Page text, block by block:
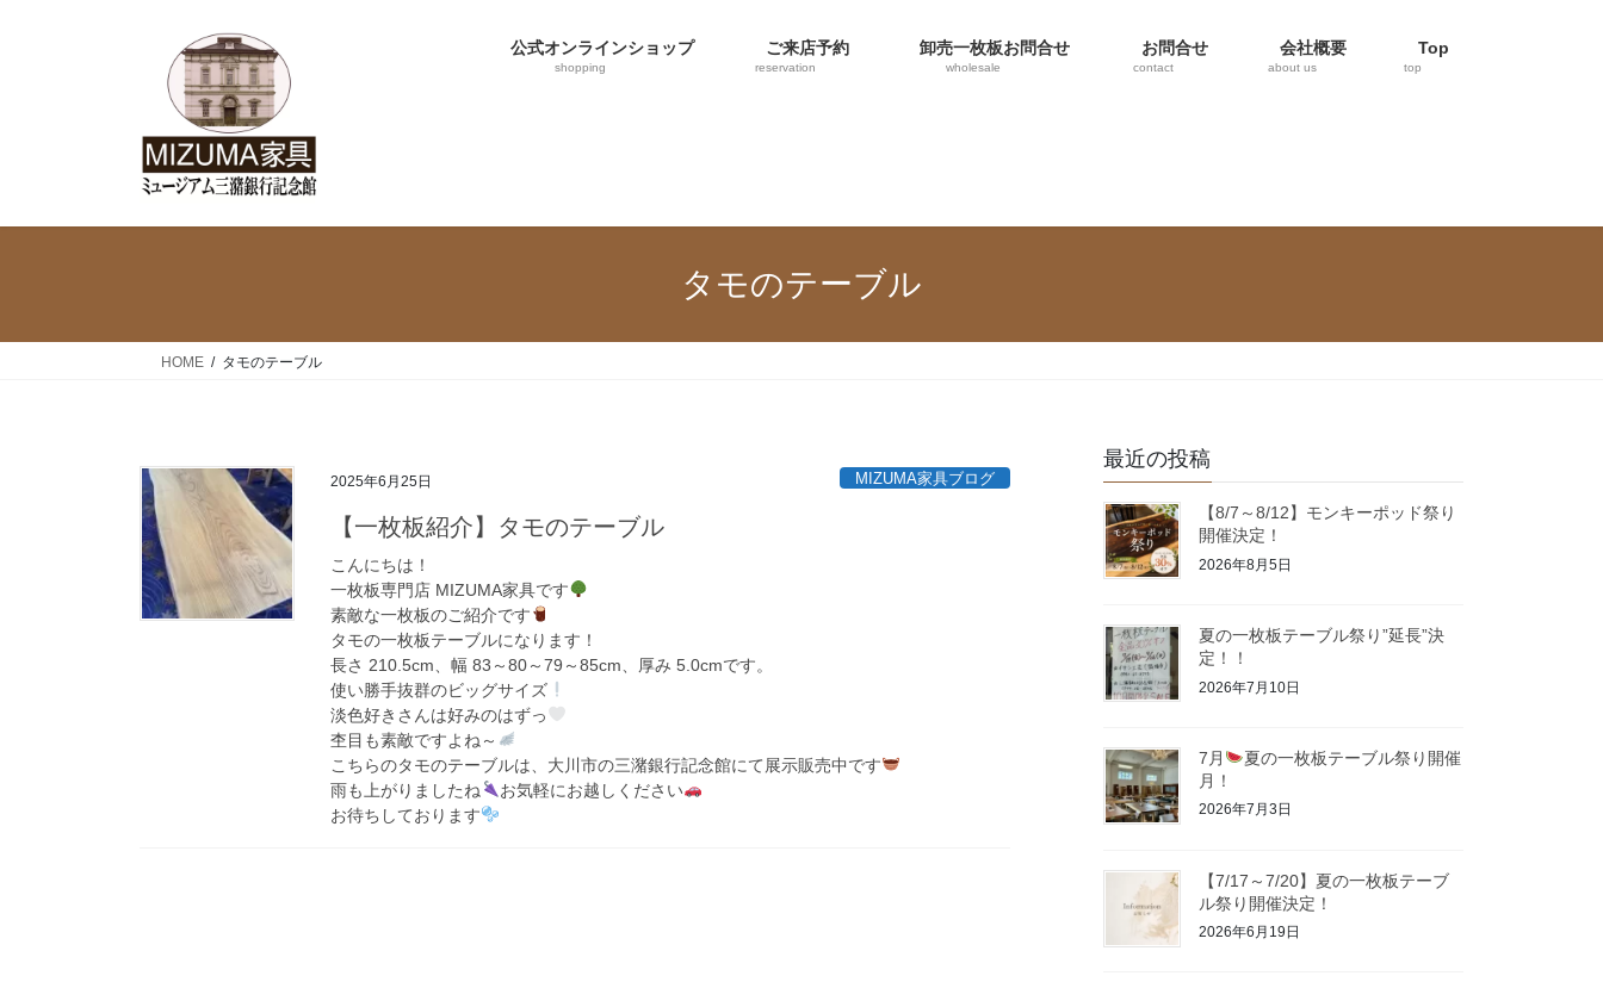
公式オンラインショップ
shopping
ご来店予約
reservation
卸売一枚板お問合せ
wholesale
お問合せ
contact
会社概要
about us
Top
top
タモのテーブル
HOME タモのテーブル
2025年6月25日 MIZUMA家具ブログ
【一枚板紹介】タモのテーブル
こんにちは！
一枚板専門店 MIZUMA家具です
素敵な一枚板のご紹介です
タモの一枚板テーブルになります！
長さ 210.5cm、幅 83～80～79～85cm、厚み 5.0cmです。
使い勝手抜群のビッグサイズ
淡色好きさんは好みのはずっ
杢目も素敵ですよね～
こちらのタモのテーブルは、大川市の三潴銀行記念館にて展示販売中です
雨も上がりましたね
お気軽にお越しください
お待ちしております
最近の投稿
【8/7～8/12】モンキーポッド祭り
開催決定！
2026年8月5日
夏の一枚板テーブル祭り”延長”決
定！！
2026年7月10日
7月
夏の一枚板テーブル祭り開催
月！
2026年7月3日
【7/17～7/20】夏の一枚板テーブ
ル祭り開催決定！
2026年6月19日